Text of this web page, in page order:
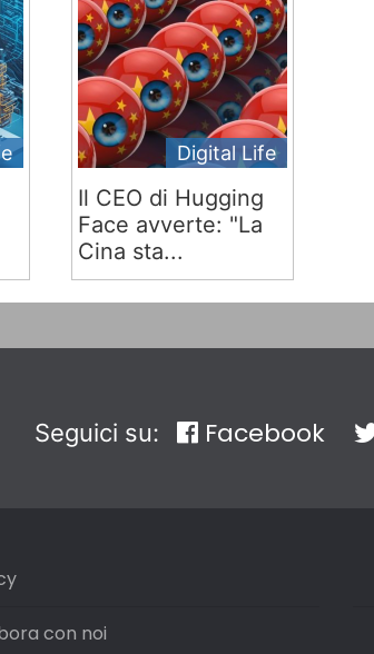
Digital Life
Il CEO di Hugging
Face avverte: "La
Cina sta...
Seguici su: Facebook
con noi